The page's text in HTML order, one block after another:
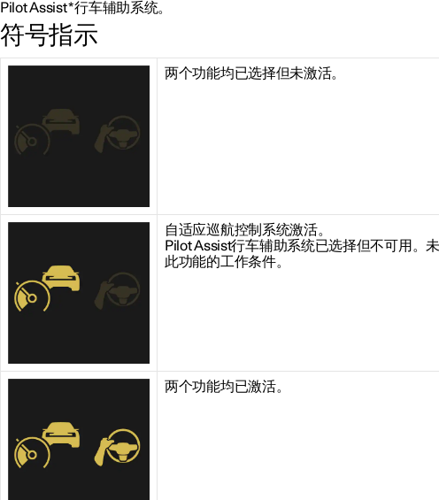
Pilot Assist*行车辅助系统。
符号指示
两个功能均已选择但未激活。
自适应巡航控制系统激活。
Pilot Assist行车辅助系统已选择但不可用。
此功能的工作条件。
两个功能均已激活。